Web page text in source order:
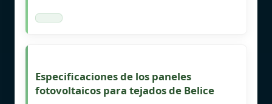
Especificaciones de los paneles
fotovoltaicos para tejados de Belice